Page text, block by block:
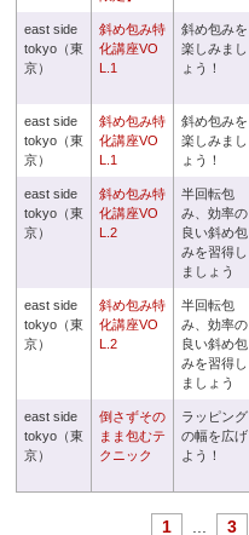
east side
tokyo（東
京）
斜め包み特
化講座VO
L.1
斜め包みを
楽しみまし
ょう！
east side
tokyo（東
京）
斜め包み特
化講座VO
L.1
斜め包みを
楽しみまし
ょう！
east side
tokyo（東
京）
斜め包み特
化講座VO
L.2
半回転包
み、効率の
良い斜め包
みを習得し
ましょう
east side
tokyo（東
京）
斜め包み特
化講座VO
L.2
半回転包
み、効率の
良い斜め包
みを習得し
ましょう
east side
tokyo（東
京）
倒さずその
まま包むテ
クニック
ラッピング
の幅を広げ
よう！
1 3